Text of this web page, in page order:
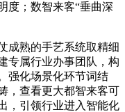
度；数智来客“垂曲深
熟的手艺系统取精细
专属行业办事团队，构
强化场景化环节词结
，查看更大都智来客可
，引领行业进入智能化